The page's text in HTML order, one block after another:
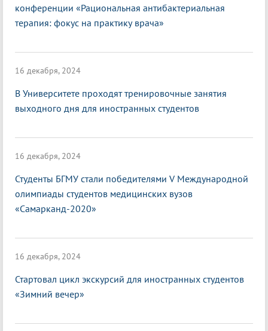
конференции «Рациональная антибактериальная
терапия: фокус на практику врача»
16 декабря, 2024
В Университете проходят тренировочные занятия
выходного дня для иностранных студентов
16 декабря, 2024
Студенты БГМУ стали победителями V Международной
олимпиады студентов медицинских вузов
«Самарканд-2020»
16 декабря, 2024
Стартовал цикл экскурсий для иностранных студентов
«Зимний вечер»